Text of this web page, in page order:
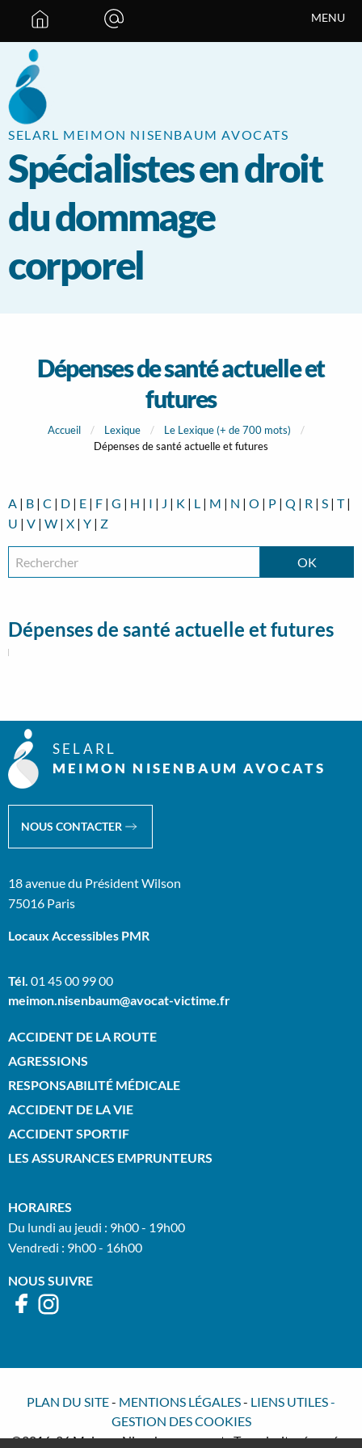
SELARL MEIMON NISENBAUM AVOCATS
Spécialistes en droit
du dommage
corporel
Dépenses de santé actuelle et
futures
Accueil Lexique
Le Lexique (+ de 700 mots)
Dépenses de santé actuelle et futures
A | B | C | D | E | F | G | H | I | J | K | L | M | N | O | P | Q | R | S | T|
U | V | W | X | Y | Z
Dépenses de santé actuelle et futures
SELARL
MEIMON NISENBAUM AVOCATS
NOUS CONTACTER
18 avenue du Président Wilson
75016 Paris
Locaux Accessibles PMR
Tél. 01 45 00 99 00
meimon.nisenbaum@avocat-victime.fr
ACCIDENT DE LA ROUTE
AGRESSIONS
RESPONSABILITÉ MÉDICALE
ACCIDENT DE LA VIE
ACCIDENT SPORTIF
LES ASSURANCES EMPRUNTEURS
HORAIRES
Du lundi au jeudi : 9h00 - 19h00
Vendredi : 9h00 - 16h00
NOUS SUIVRE
PLAN DU SITE- MENTIONS LÉGALES- LIENS UTILES-
GESTION DES COOKIES
©2016-26 Meimon Nisenbaum avocats Tous droits réservés -
MENU
Panneau de gestion des cookies